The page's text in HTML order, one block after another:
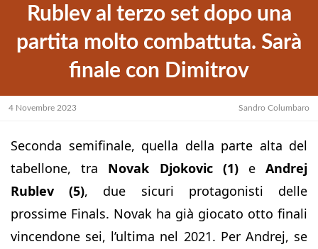
Rublev al terzo set dopo una
partita molto combattuta. Sarà
finale con Dimitrov
4 Novembre 2023 Sandro Columbaro
Seconda semifinale, quella della parte alta del
tabellone, tra Novak Djokovic (1)eAndrej
Rublev (5), due sicuri protagonisti delle
prossime Finals. Novak ha già giocato otto finali
vincendone sei, l’ultima nel 2021. Per Andrej, se